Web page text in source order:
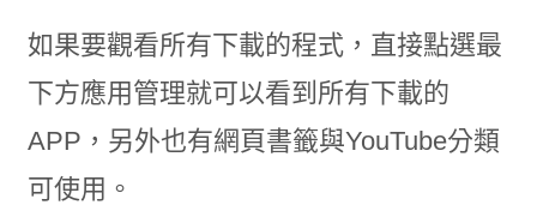
如果要觀看所有下載的程式，直接點選最
下方應用管理就可以看到所有下載的
APP，另外也有網頁書籤與YouTube分類
可使用。